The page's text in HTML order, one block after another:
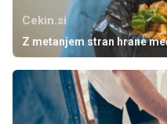
Cekin.si
Z metanjem stran hrane